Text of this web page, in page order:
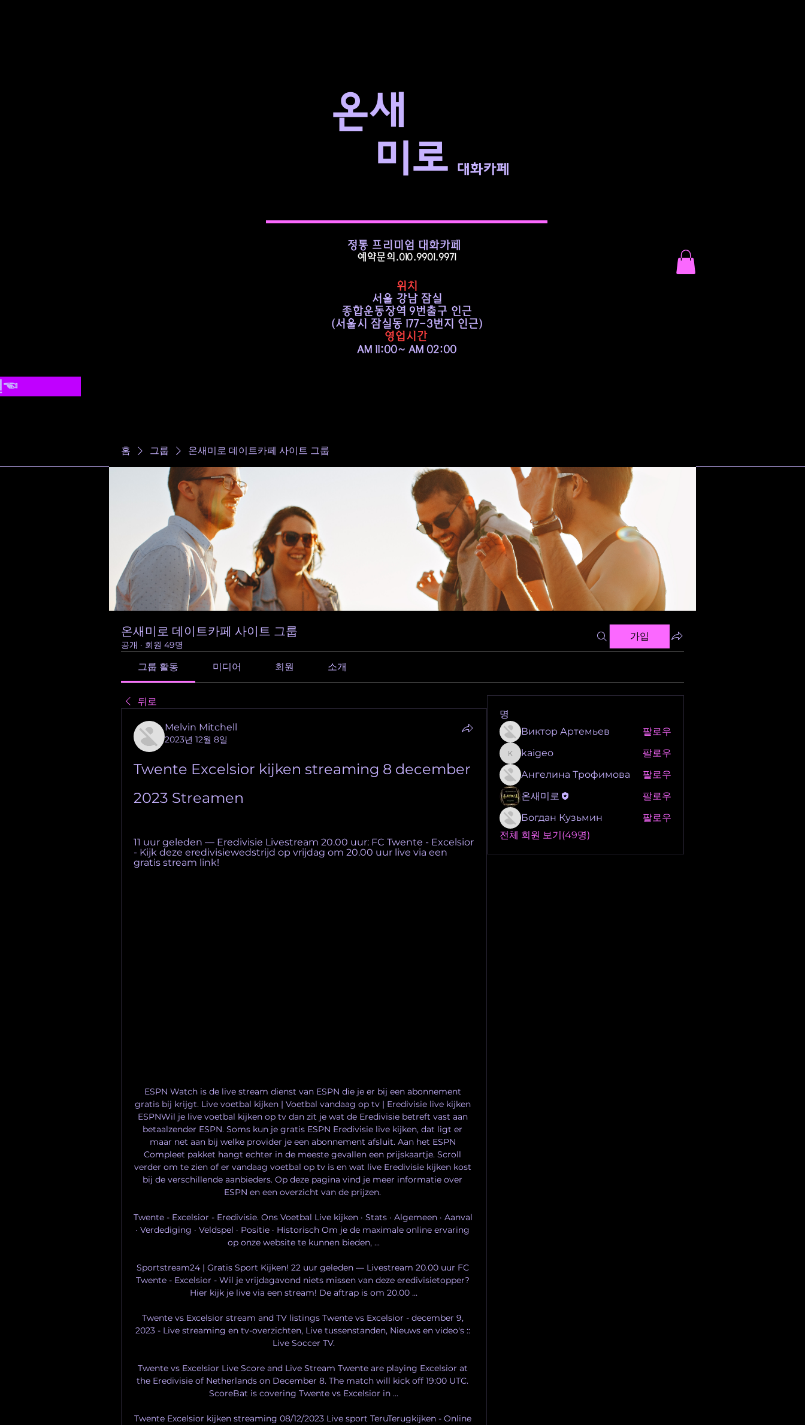
​온새
미로
대화카페
정통 프리미엄 대화카페
예약문의.010.9901.9971
위치
서울 강남 잠실
종합운동장역 9번출구 인근
​(서울시 잠실동 177-3번지 인근)
영업시간
AM 11:00~ AM 02:00
☜
홈 그룹 온새미로 데이트카페 사이트 그룹
온새미로 데이트카페 사이트 그룹
공개 · 회원 49명
가입
그룹 활동 미디어 회원 소개
뒤로
Melvin Mitchell
2023년 12월 8일
Twente Excelsior kijken streaming 8 december
2023 Streamen
11 uur geleden — Eredivisie Livestream 20.00 uur: FC Twente - Excelsior
- Kijk deze eredivisiewedstrijd op vrijdag om 20.00 uur live via een
gratis stream link!
ESPN Watch is de live stream dienst van ESPN die je er bij een abonnement
gratis bij krijgt. Live voetbal kijken | Voetbal vandaag op tv | Eredivisie live kijken
ESPNWil je live voetbal kijken op tv dan zit je wat de Eredivisie betreft vast aan
betaalzender ESPN. Soms kun je gratis ESPN Eredivisie live kijken, dat ligt er
maar net aan bij welke provider je een abonnement afsluit. Aan het ESPN
Compleet pakket hangt echter in de meeste gevallen een prijskaartje. Scroll
verder om te zien of er vandaag voetbal op tv is en wat live Eredivisie kijken kost
bij de verschillende aanbieders. Op deze pagina vind je meer informatie over
ESPN en een overzicht van de prijzen.
Twente - Excelsior - Eredivisie. Ons Voetbal Live kijken · Stats · Algemeen · Aanval
· Verdediging · Veldspel · Positie · Historisch Om je de maximale online ervaring
op onze website te kunnen bieden, ...
Sportstream24 | Gratis Sport Kijken! 22 uur geleden — Livestream 20.00 uur FC
Twente - Excelsior - Wil je vrijdagavond niets missen van deze eredivisietopper?
Hier kijk je live via een stream! De aftrap is om 20.00 ...
Twente vs Excelsior stream and TV listings Twente vs Excelsior - december 9,
2023 - Live streaming en tv-overzichten, Live tussenstanden, Nieuws en video's ::
Live Soccer TV.
Twente vs Excelsior Live Score and Live Stream Twente are playing Excelsior at
the Eredivisie of Netherlands on December 8. The match will kick off 19:00 UTC.
ScoreBat is covering Twente vs Excelsior in ...
Twente Excelsior kijken streaming 08/12/2023 Live sport TeruTerugkijken - Online
명
Виктор Артемьев
팔로우
kaigeo
kaigeo
팔로우
Ангелина Трофимова
팔로우
온새미로
팔로우
Богдан Кузьмин
팔로우
전체 회원 보기(49명)